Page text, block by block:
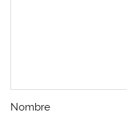
Nombre